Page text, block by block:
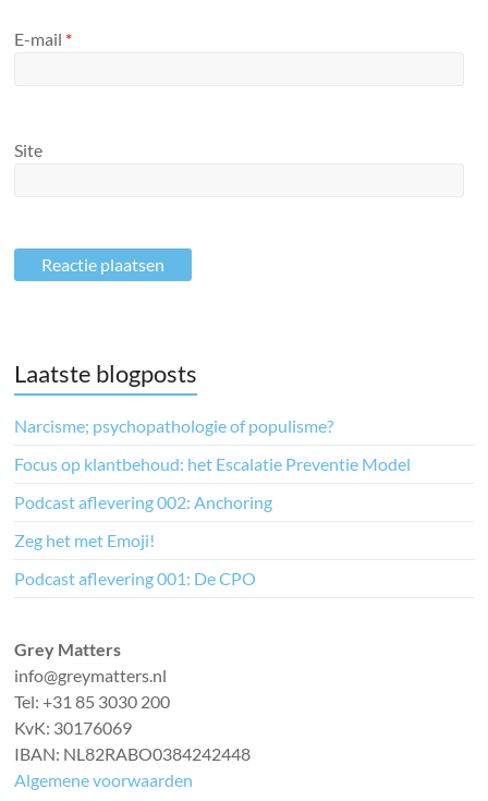
E-mail *
Site
Laatste blogposts
Narcisme; psychopathologie of populisme?
Focus op klantbehoud: het Escalatie Preventie Model
Podcast aflevering 002: Anchoring
Zeg het met Emoji!
Podcast aflevering 001: De CPO
Grey Matters
info@greymatters.nl
Tel: +31 85 3030 200
KvK: 30176069
IBAN: NL82RABO0384242448
Algemene voorwaarden